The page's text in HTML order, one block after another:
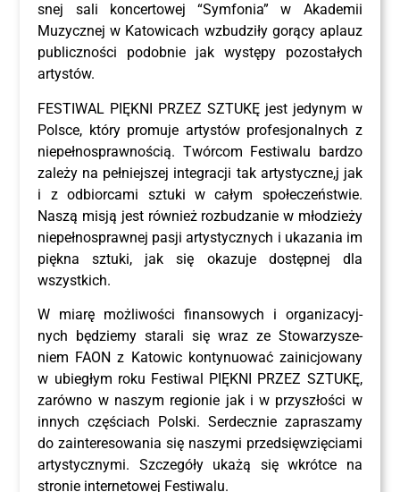
snej sali kon­cer­to­wej “Sym­fo­nia” w Aka­de­mii
Muzycz­nej w Kato­wi­cach wzbu­dzi­ły gorą­cy aplauz
publicz­no­ści podob­nie jak wystę­py pozo­sta­łych
artystów.
FESTI­WAL PIĘK­NI PRZEZ SZTU­KĘ jest jedy­nym w
Pol­sce, któ­ry pro­mu­je arty­stów pro­fe­sjo­nal­nych z
nie­peł­no­spraw­no­ścią. Twór­com Festi­wa­lu bar­dzo
zale­ży na peł­niej­szej inte­gra­cji tak artystyczne,j jak
i z odbior­ca­mi sztu­ki w całym spo­łe­czeń­stwie.
Naszą misją jest rów­nież roz­bu­dza­nie w mło­dzie­ży
nie­peł­no­spraw­nej pasji arty­stycz­nych i uka­za­nia im
pięk­na sztu­ki, jak się oka­zu­je dostęp­nej dla
wszystkich.
W mia­rę moż­li­wo­ści finan­so­wych i orga­ni­za­cyj­
nych będzie­my sta­ra­li się wraz ze Sto­wa­rzy­sze­
niem FAON z Kato­wic kon­ty­nu­ować zaini­cjo­wa­ny
w ubie­głym roku Festi­wal PIĘK­NI PRZEZ SZTU­KĘ,
zarów­no w naszym regio­nie jak i w przy­szło­ści w
innych czę­ściach Pol­ski. Ser­decz­nie zapra­sza­my
do zain­te­re­so­wa­nia się naszy­mi przed­się­wzię­cia­mi
arty­stycz­ny­mi. Szcze­gó­ły uka­żą się wkrót­ce na
stro­nie inter­ne­to­wej Festiwalu.